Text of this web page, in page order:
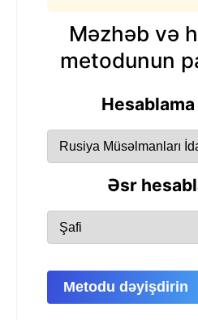
Məzhəb və
metodunun
Əsr
Metodu dəyişdirin